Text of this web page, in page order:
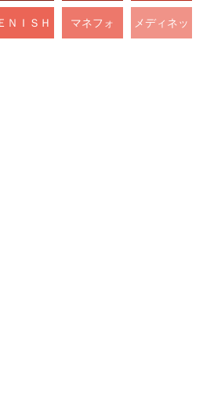
タ
ＥＮＩＳＨ マネフォ メディネッ